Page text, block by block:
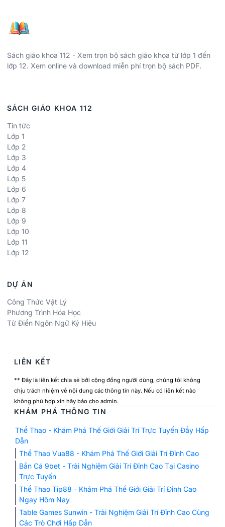
Sách giáo khoa 112 - Xem trọn bộ sách giáo khọa từ lớp 1 đến
lớp 12. Xem online và download miễn phí trọn bộ sách PDF.
SÁCH GIÁO KHOA 112
Tin tức
Lớp 1
Lớp 2
Lớp 3
Lớp 4
Lớp 5
Lớp 6
Lớp 7
Lớp 8
Lớp 9
Lớp 10
Lớp 11
Lớp 12
DỰ ÁN
Công Thức Vật Lý
Phương Trình Hóa Học
Từ Điển Ngôn Ngữ Ký Hiệu
LIÊN KẾT
** Đây là liên kết chia sẻ bởi cộng đồng người dùng, chúng tôi không
chịu trách nhiệm về nội dung các thông tin này. Nếu có liên kết nào
không phù hợp xin hãy báo cho admin.
KHÁM PHÁ THÔNG TIN
Thể Thao - Khám Phá Thế Giới Giải Trí Trực Tuyến Đầy Hấp
Dẫn
Thể Thao Vua88 - Khám Phá Thế Giới Giải Trí Đỉnh Cao
Bắn Cá 9bet - Trải Nghiệm Giải Trí Đỉnh Cao Tại Casino
Trực Tuyến
Thể Thao Tip88 - Khám Phá Thế Giới Giải Trí Đỉnh Cao
Ngay Hôm Nay
Table Games Sunwin - Trải Nghiệm Giải Trí Đỉnh Cao Cùng
Các Trò Chơi Hấp Dẫn